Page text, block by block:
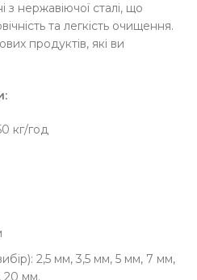
з нержавіючої сталі, що
та легкість очищення.
продуктів, які ви
кг/год
2,5 мм, 3,5 мм, 5 мм, 7 мм,